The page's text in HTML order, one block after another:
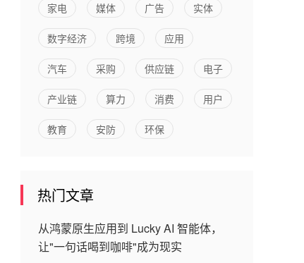
家电 媒体 广告 实体
数字经济 跨境 应用
汽车 采购 供应链 电子
产业链 算力 消费 用户
教育 安防 环保
热门文章
从鸿蒙原生应用到 Lucky AI 智能体，
让"一句话喝到咖啡"成为现实